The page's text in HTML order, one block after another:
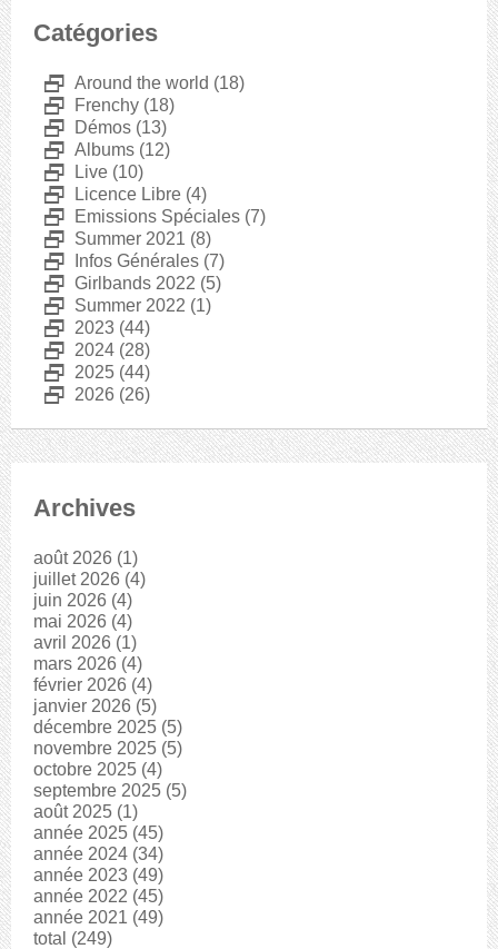
Catégories
D Around the world (18)
D Frenchy (18)
D Démos (13)
D Albums (12)
D Live (10)
D Licence Libre (4)
D Emissions Spéciales (7)
D Summer 2021 (8)
D Infos Générales (7)
D Girlbands 2022 (5)
D Summer 2022 (1)
D 2023 (44)
D 2024 (28)
D 2025 (44)
D 2026 (26)
Archives
août 2026 (1)
juillet 2026 (4)
juin 2026 (4)
mai 2026 (4)
avril 2026 (1)
mars 2026 (4)
février 2026 (4)
janvier 2026 (5)
décembre 2025 (5)
novembre 2025 (5)
octobre 2025 (4)
septembre 2025 (5)
août 2025 (1)
année 2025 (45)
année 2024 (34)
année 2023 (49)
année 2022 (45)
année 2021 (49)
total (249)